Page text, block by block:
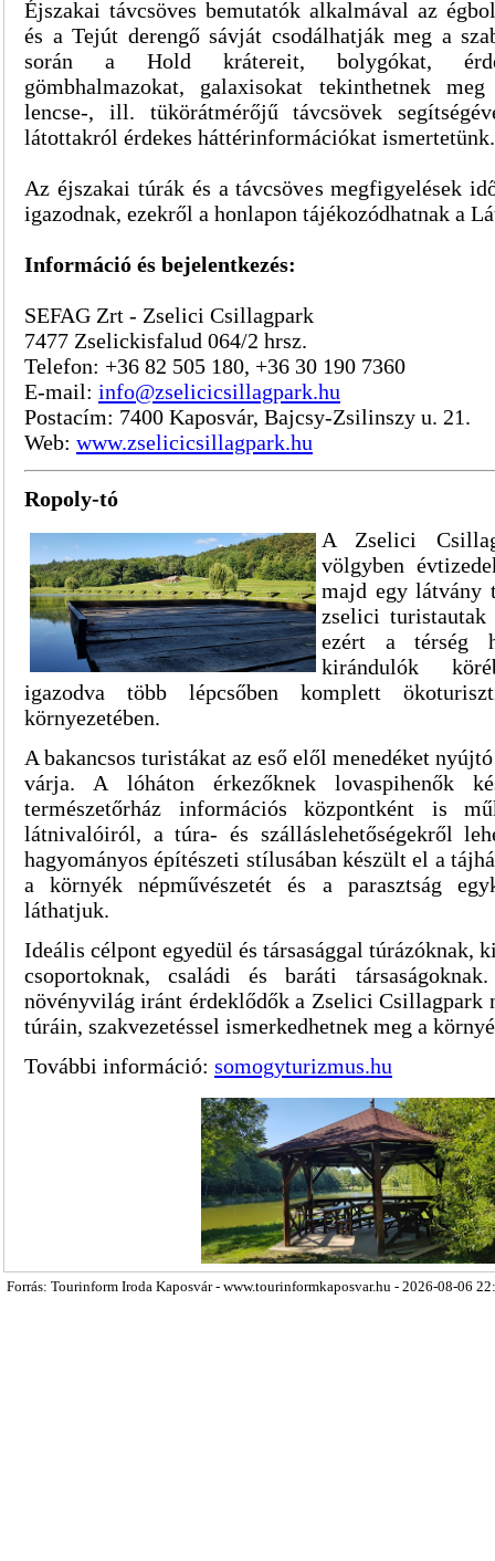
Éjszakai távcsöves bemutatók alkalmával az
és a Tejút derengő sávját csodálhatják meg a
során a Hold krátereit, bolygókat,
gömbhalmazokat, galaxisokat tekinthetnek
lencse-, ill. tükörátmérőjű távcsövek
látottakról érdekes háttérinformációkat ismertetünk.
Az éjszakai túrák és a távcsöves megfigyelések
igazodnak, ezekről a honlapon tájékozódhatnak a
Információ és bejelentkezés:
SEFAG Zrt - Zselici Csillagpark
7477 Zselickisfalud 064/2 hrsz.
Telefon: +36 82 505 180, +36 30 190 7360
E-mail: info@zselicicsillagpark.hu
Postacím: 7400 Kaposvár, Bajcsy-Zsilinszy u. 21.
Web: www.zselicicsillagpark.hu
Ropoly-tó
A Zselici
völgyben
majd egy látvány
zselici turistautak
ezért a térség
kirándulók
igazodva több lépcsőben komplett
környezetében.
A bakancsos turistákat az eső elől menedéket
várja. A lóháton érkezőknek lovaspihenők
természetőrház információs központként is
látnivalóiról, a túra- és szálláslehetőségekről
hagyományos építészeti stílusában készült el a
a környék népművészetét és a parasztság
láthatjuk.
Ideális célpont egyedül és társasággal túrázóknak,
csoportoknak, családi és baráti
növényvilág iránt érdeklődők a Zselici Csillagpark
túráin, szakvezetéssel ismerkedhetnek meg a
További információ: somogyturizmus.hu
Forrás: Tourinform Iroda Kaposvár - www.tourinformkaposvar.hu - 2026-08-06